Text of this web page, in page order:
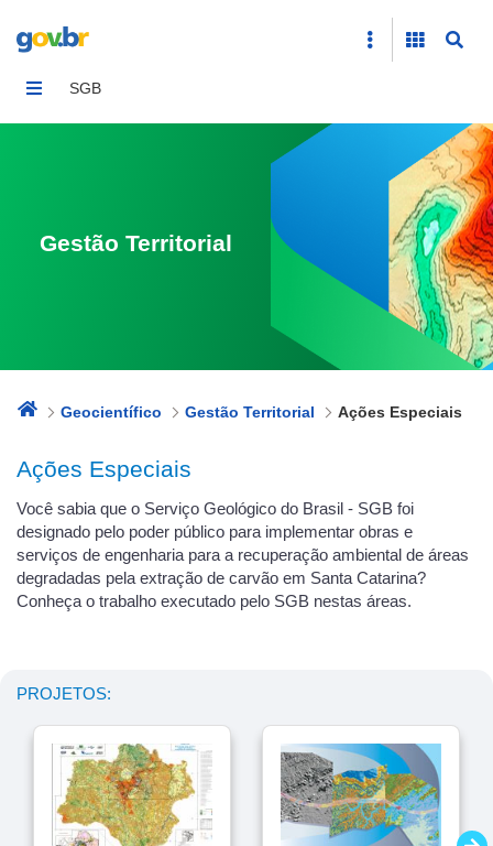
SGB
Gestão Territorial
Geocientífico Gestão Territorial Ações Especiais
Ações Especiais
Você sabia que o Serviço Geológico do Brasil - SGB foi
designado pelo poder público para implementar obras e
serviços de engenharia para a recuperação ambiental de áreas
degradadas pela extração de carvão em Santa Catarina?
Conheça o trabalho executado pelo SGB nestas áreas.
PROJETOS: